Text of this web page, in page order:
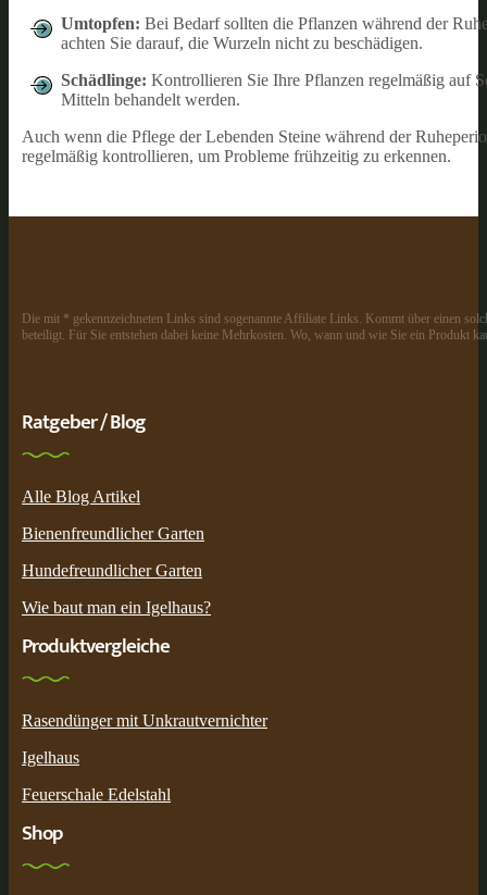
Umtopfen: Bei Bedarf sollten die Pflanzen während der
achten Sie darauf, die Wurzeln nicht zu beschädigen.
Schädlinge: Kontrollieren Sie Ihre Pflanzen regelmäßig auf
Mitteln behandelt werden.
Auch wenn die Pflege der Lebenden Steine während der
regelmäßig kontrollieren, um Probleme frühzeitig zu erkennen.
Die mit * gekennzeichneten Links sind sogenannte Affiliate Links. Kommt über einen
beteiligt. Für Sie entstehen dabei keine Mehrkosten. Wo, wann und wie Sie ein Produkt
Ratgeber / Blog
Alle Blog Artikel
Bienenfreundlicher Garten
Hundefreundlicher Garten
Wie baut man ein Igelhaus?
Produktvergleiche
Rasendünger mit Unkrautvernichter
Igelhaus
Feuerschale Edelstahl
Shop